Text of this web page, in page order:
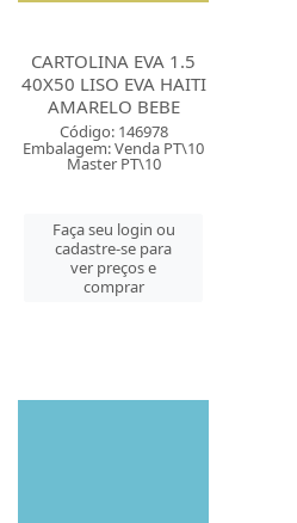
CARTOLINA EVA 1.5
40X50 LISO EVA HAITI
AMARELO BEBE
Código: 146978
Embalagem: Venda PT\10
Master PT\10
Faça seu login ou
cadastre-se para
ver preços e
comprar